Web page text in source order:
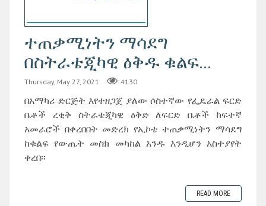
ተጠቃሚነትን ማሳደግ
በስትራቴጂካዊ ዕቅዱ ቁልፍ...
Thursday, May 27, 2021 4130
በአማካሪ ድርጅት እየተዘጋጀ ያለው ሶስተኛው የፌዴራል ፍርድ
ቤቶች ረቂቅ ስትራቴጂካዊ ዕቅድ ለፍርድ ቤቶች ከፍተኛ
አመራሮች በቀረበበት መድረክ የኢኮቴ ተጠቃሚነትን ማሳደግ
ከቁልፍ የውጤት መስክ መካከል አንዱ እንዲሆን አስተያየት
ቀረበ፡፡
READ MORE